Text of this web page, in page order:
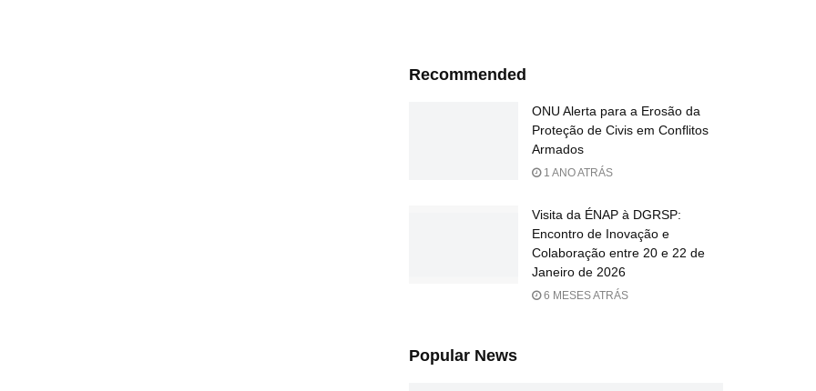
Recommended
ONU Alerta para a Erosão da
Proteção de Civis em Conflitos
Armados
1 ANO ATRÁS
Visita da ÉNAP à DGRSP:
Encontro de Inovação e
Colaboração entre 20 e 22 de
Janeiro de 2026
6 MESES ATRÁS
Popular News